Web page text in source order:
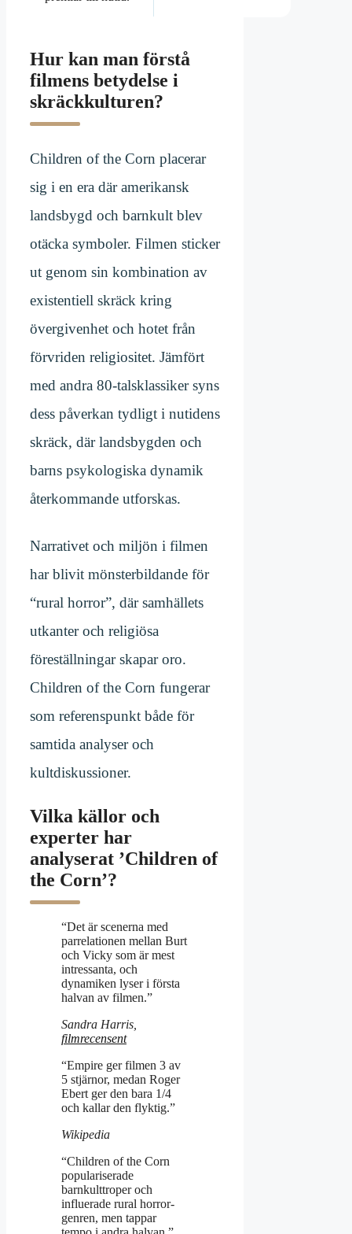
Hur kan man förstå
filmens betydelse i
skräckkulturen?
Children of the Corn placerar
sig i en era där amerikansk
landsbygd och barnkult blev
otäcka symboler. Filmen sticker
ut genom sin kombination av
existentiell skräck kring
övergivenhet och hotet från
förvriden religiositet. Jämfört
med andra 80-talsklassiker syns
dess påverkan tydligt i nutidens
skräck, där landsbygden och
barns psykologiska dynamik
återkommande utforskas.
Narrativet och miljön i filmen
har blivit mönsterbildande för
“rural horror”, där samhällets
utkanter och religiösa
föreställningar skapar oro.
Children of the Corn fungerar
som referenspunkt både för
samtida analyser och
kultdiskussioner.
Vilka källor och
experter har
analyserat ’Children of
the Corn’?
“Det är scenerna med
parrelationen mellan Burt
och Vicky som är mest
intressanta, och
dynamiken lyser i första
halvan av filmen.”
Sandra Harris,
filmrecensent
“Empire ger filmen 3 av
5 stjärnor, medan Roger
Ebert ger den bara 1/4
och kallar den flyktig.”
Wikipedia
“Children of the Corn
populariserade
barnkulttroper och
influerade rural horror-
genren, men tappar